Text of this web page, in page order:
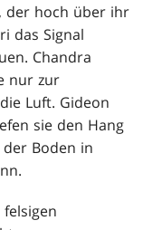
der hoch über ihr
das Signal
Chandra
nur zur
Luft. Gideon
sie den Hang
Boden in